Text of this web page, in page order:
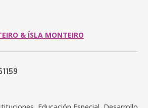
& ÍSLA MONTEIRO